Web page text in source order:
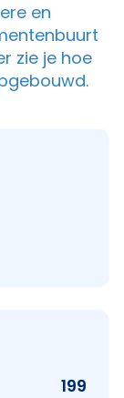
en
zie je hoe
199